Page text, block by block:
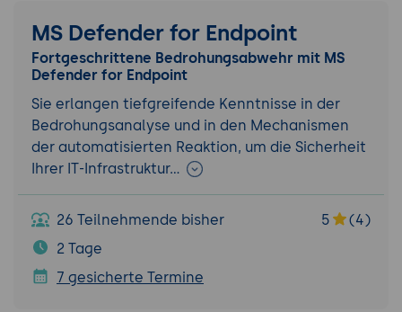
MS Defender for Endpoint
Fortgeschrittene Bedrohungsabwehr mit MS
Defender for Endpoint
Sie erlangen tiefgreifende Kenntnisse in der
Bedrohungsanalyse und in den Mechanismen
der automatisierten Reaktion, um die Sicherheit
Ihrer IT-Infrastruktur…
26 Teilnehmende bisher 5
(4)
2 Tage
7 gesicherte Termine